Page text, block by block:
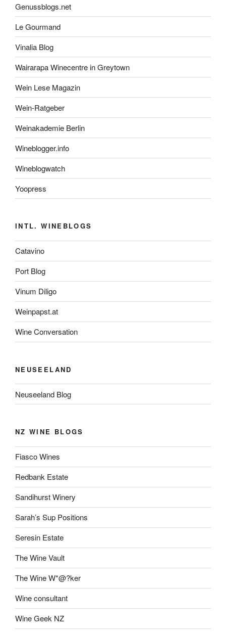
Genussblogs.net
Le Gourmand
Vinalia Blog
Wairarapa Winecentre in Greytown
Wein Lese Magazin
Wein-Ratgeber
Weinakademie Berlin
Wineblogger.info
Wineblogwatch
Yoopress
INTL. WINEBLOGS
Catavino
Port Blog
Vinum Diligo
Weinpapst.at
Wine Conversation
NEUSEELAND
Neuseeland Blog
NZ WINE BLOGS
Fiasco Wines
Redbank Estate
Sandihurst Winery
Sarah’s Sup Positions
Seresin Estate
The Wine Vault
The Wine W*@?ker
Wine consultant
Wine Geek NZ